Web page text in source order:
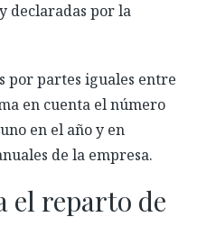
declaradas por la
por partes iguales entre
en cuenta el número
en el año y en
de la empresa.
el reparto de